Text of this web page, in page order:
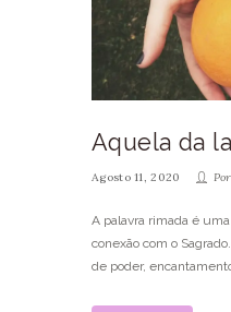
Aquela da
Agosto 11, 2020 Por
A palavra rimada é
conexão com o
de poder,